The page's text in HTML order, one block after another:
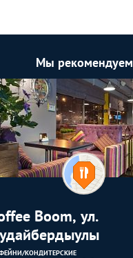
Мы рекомендуем
Boom, ул.
КОНДИТЕРСКИЕ